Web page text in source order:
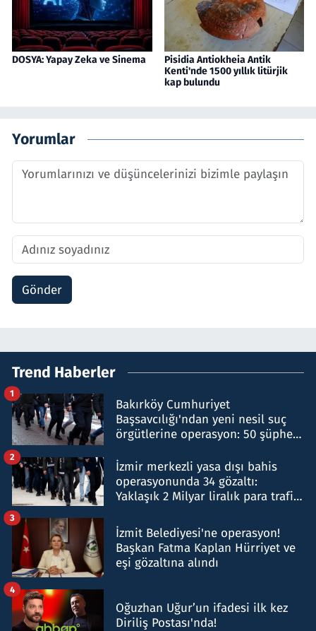
DOSYA: Yapay Zeka ve Sinema
Pisidia Antiokheia Antik
Kenti'nde 1500 yıllık litürjik
kap bulundu
Yorumlar
Gönder
Trend Haberler
Bakırköy Cumhuriyet
Başsavcılığı'ndan yeni nesil suç
örgütlerine operasyon: 50 şüpheli
1
İzmir merkezli yasa dışı bahis
operasyonunda 34 gözaltı:
Yaklaşık 2 Milyar liralık para trafiği
2
İzmit Belediyesi'ne operasyon!
Başkan Fatma Kaplan Hürriyet ve
eşi gözaltına alındı
3
Oğuzhan Uğur’un ifadesi ilk kez
Diriliş Postası'nda!
4